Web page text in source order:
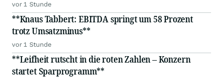
vor 1 Stunde
**Knaus Tabbert: EBITDA springt um 58 Prozent
trotz Umsatzminus**
vor 1 Stunde
**Leifheit rutscht in die roten Zahlen – Konzern
startet Sparprogramm**